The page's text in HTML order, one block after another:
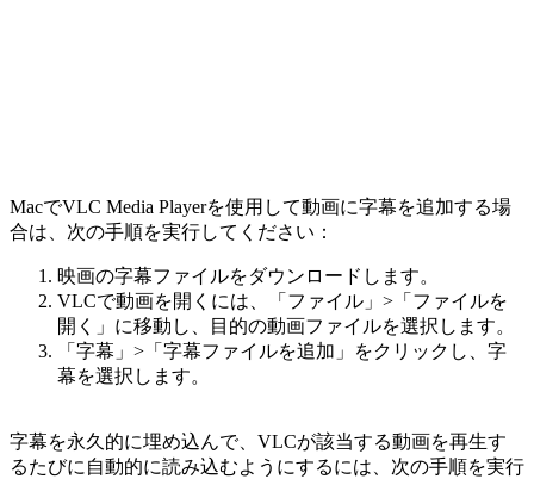
MacでVLC Media Playerを使用して動画に字幕を追加する場
合は、次の手順を実行してください：
映画の字幕ファイルをダウンロードします。
VLCで動画を開くには、「ファイル」>「ファイルを
開く」に移動し、目的の動画ファイルを選択します。
「字幕」>「字幕ファイルを追加」をクリックし、字
幕を選択します。
字幕を永久的に埋め込んで、VLCが該当する動画を再生す
るたびに自動的に読み込むようにするには、次の手順を実行